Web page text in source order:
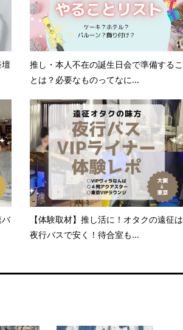
推し・本人不在の誕生日会で準備するこ
とは？必要なものってなに...
バ
【体験取材】推し活に！オタクの遠征は
夜行バスで安く！待合室も...